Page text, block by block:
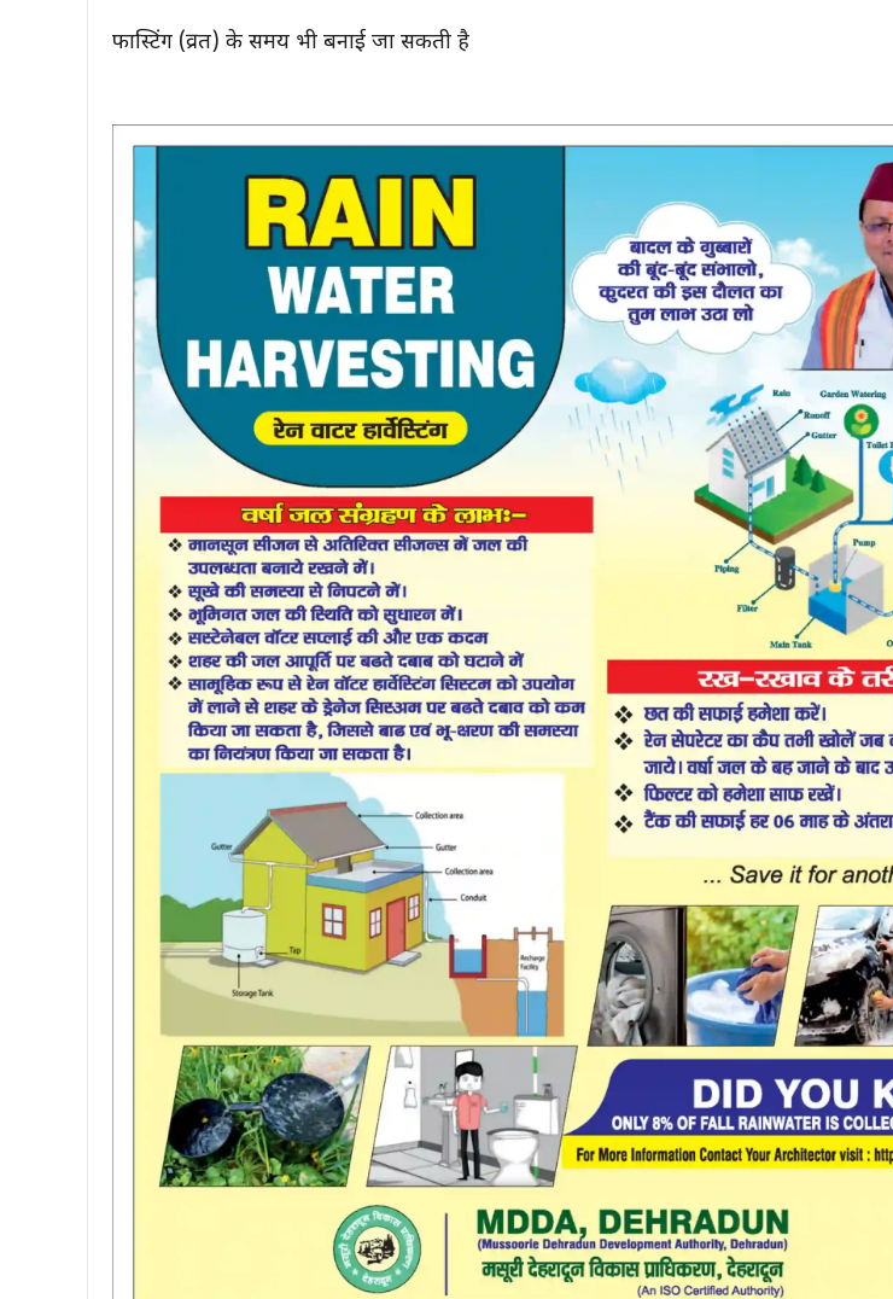
फास्टिंग (व्रत) के समय भी बनाई जा सकती है